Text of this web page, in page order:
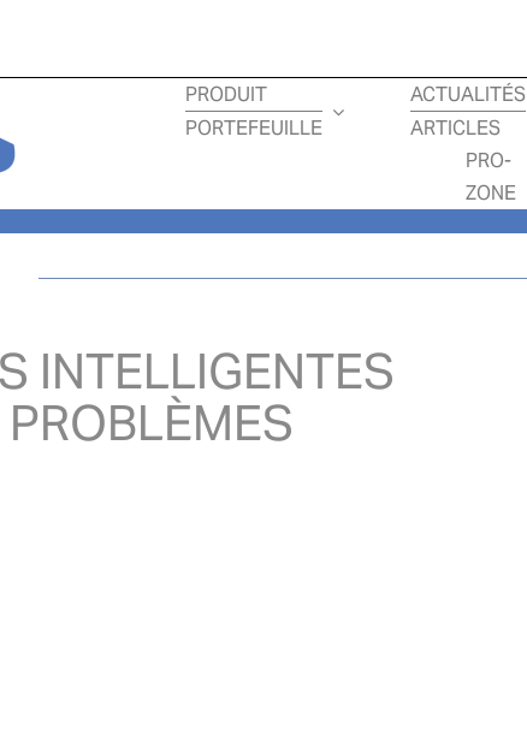
PRODUIT
PORTEFEUILLE
ACTUALITÉS
ARTICLES
PRO-
ZONE
INTELLIGENTES